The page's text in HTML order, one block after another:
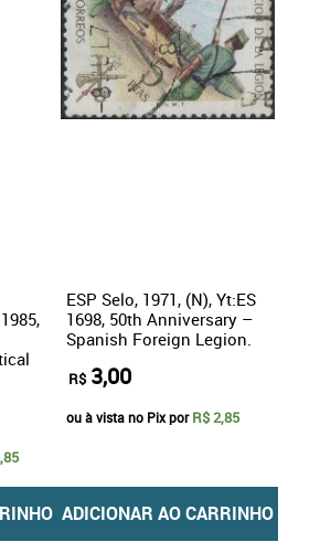
ESP Selo, 1971, (N), Yt:ES
1698, 50th Anniversary –
Spanish Foreign Legion.
R$ 3,00
ou à vista no Pix porR$ 2,85
ADICIONAR AO CARRINHO